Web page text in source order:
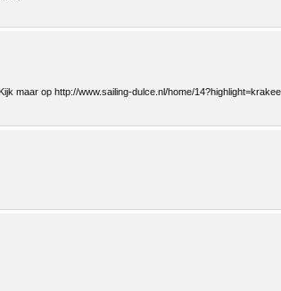
maar op http://www.sailing-dulce.nl/home/